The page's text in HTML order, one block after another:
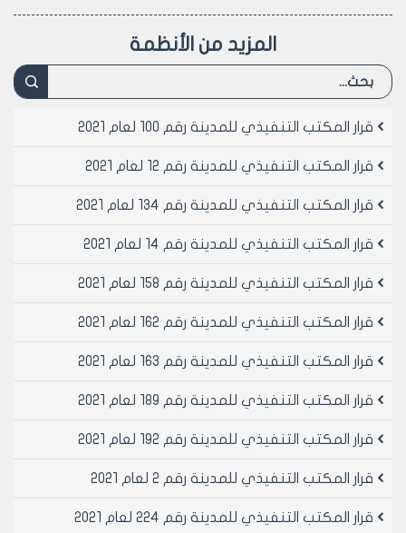
المواد السابقه على حساب اصحابها بالمزاد العلني واقتطاع
الإدارية اذا مرت اربع سنوات على الاعلان عن اتصالها بالمرافق
يستحصل مالكوها على رخص ببنائها او تم الحصول على
هذه الرخص دون استكمال البناء
خمس سنوات دون الحصول على الترخيص ببنائها او تم إتمام
يرجى الاطلاع والاحاله للمكتب التنفيذي لمجلس المدينه
من القانون 14 عام 1974
تاريخ 3/10/2001م.
- يقرر ما يلي –
11518-11519-11521-11522-11524/ منطقه عقاريه رابعه سنه
لاحكام القانون 14 وذلك استنادا للماده 13 من القانون
مادة 2- ينشر هذا القرار في لوحة إعلانات مجلس المدينة
المزيد من الأنظمة
قرار المكتب التنفيذي للمدينة رقم 100 لعام 2021
قرار المكتب التنفيذي للمدينة رقم 12 لعام 2021
قرار المكتب التنفيذي للمدينة رقم 134 لعام 2021
قرار المكتب التنفيذي للمدينة رقم 14 لعام 2021
قرار المكتب التنفيذي للمدينة رقم 158 لعام 2021
قرار المكتب التنفيذي للمدينة رقم 162 لعام 2021
قرار المكتب التنفيذي للمدينة رقم 163 لعام 2021
قرار المكتب التنفيذي للمدينة رقم 189 لعام 2021
قرار المكتب التنفيذي للمدينة رقم 192 لعام 2021
قرار المكتب التنفيذي للمدينة رقم 2 لعام 2021
قرار المكتب التنفيذي للمدينة رقم 224 لعام 2021